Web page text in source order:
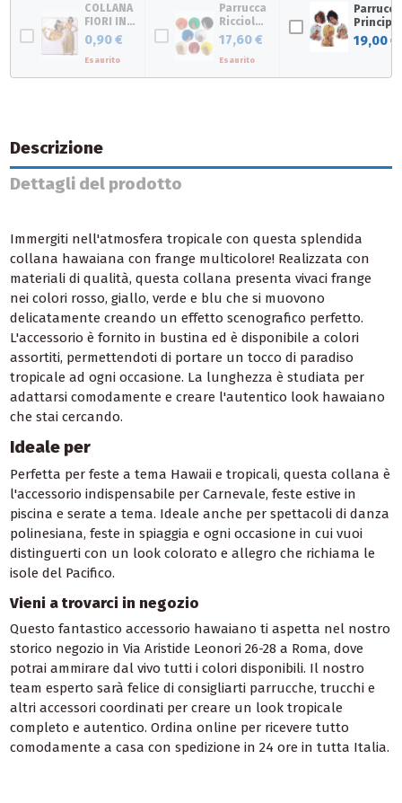
COLLANA
FIORI IN
STOFFA.
0,90 €
Esaurito
Parrucca
Ricciolona
colori
assortiti
(gr.150
ca.)
17,60 €
Esaurito
Parrucca
colori
assortiti
19,00 €
Descrizione
Dettagli del prodotto
Immergiti nell'atmosfera tropicale con questa splendida
collana hawaiana con frange multicolore! Realizzata con
materiali di qualità, questa collana presenta vivaci frange
nei colori rosso, giallo, verde e blu che si muovono
delicatamente creando un effetto scenografico perfetto.
L'accessorio è fornito in bustina ed è disponibile a colori
assortiti, permettendoti di portare un tocco di paradiso
tropicale ad ogni occasione. La lunghezza è studiata per
adattarsi comodamente e creare l'autentico look hawaiano
che stai cercando.
Ideale per
Perfetta per feste a tema Hawaii e tropicali, questa collana è
l'accessorio indispensabile per Carnevale, feste estive in
piscina e serate a tema. Ideale anche per spettacoli di danza
polinesiana, feste in spiaggia e ogni occasione in cui vuoi
distinguerti con un look colorato e allegro che richiama le
isole del Pacifico.
Vieni a trovarci in negozio
Questo fantastico accessorio hawaiano ti aspetta nel nostro
storico negozio in Via Aristide Leonori 26-28 a Roma, dove
potrai ammirare dal vivo tutti i colori disponibili. Il nostro
team esperto sarà felice di consigliarti parrucche, trucchi e
altri accessori coordinati per creare un look tropicale
completo e autentico. Ordina online per ricevere tutto
comodamente a casa con spedizione in 24 ore in tutta Italia.